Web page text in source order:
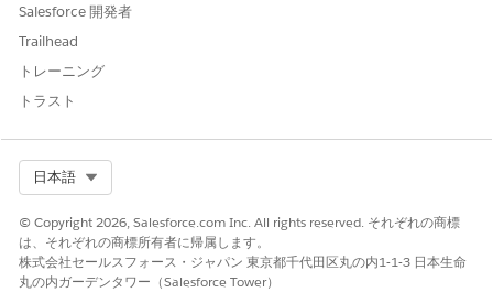
スタンスサブエージェントをコールします。
コンテキストグラウンディング: エージェントは Data Cloud
データグラフを使用して、ユーザーの特定の履歴でその理由を
「グラウンディング」します。これにより、エージェントはユ
ーザーの現在の取引先の状況または最近のサポートケースに関
連する回答を提供できます。
セルフサービスエージェントは単独では機能しません。この動作
は、ポリシー マニュアルとして機能する Agentforce
Orchestrator 設定によって定義されます。
アクションの統合ビュー: エージェントは統合カタログにアク
セスできるため、関連する要求フォームとサービスプロセスを
Salesforce 開発者
Trailhead
トレーニング
トラスト
日本語
© Copyright 2026, Salesforce.com Inc. All rights reserved. それぞれの商標
は、それぞれの商標所有者に帰属します。
株式会社セールスフォース・ジャパン 東京都千代田区丸の内1-1-3 日本生命
丸の内ガーデンタワー（Salesforce Tower）